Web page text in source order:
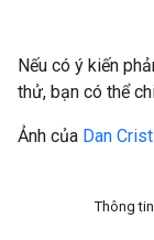
Nếu có ý kiến
thử, bạn có thể
Ảnh của Dan
Thông